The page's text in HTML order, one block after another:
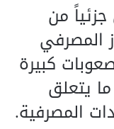
من
المصرفي
كبيرة
يتعلق
المصرفية.